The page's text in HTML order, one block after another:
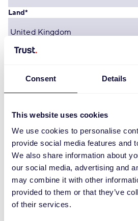
Consent Details
This website uses cookies
We use cookies to personalise
provide social media features and
We also share information about
our social media, advertising and
may combine it with other
provided to them or that they’ve
of their services.
Land*
Kontaktdaten
Handynummer
E-Mail-Adresse *